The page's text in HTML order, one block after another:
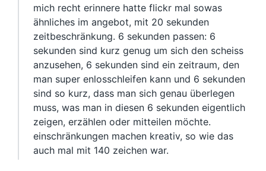
mich recht erinnere hatte flickr mal sowas
ähnliches im angebot, mit 20 sekunden
zeitbeschränkung. 6 sekunden passen: 6
sekunden sind kurz genug um sich den scheiss
anzusehen, 6 sekunden sind ein zeitraum, den
man super enlosschleifen kann und 6 sekunden
sind so kurz, dass man sich genau überlegen
muss, was man in diesen 6 sekunden eigentlich
zeigen, erzählen oder mitteilen möchte.
einschränkungen machen kreativ, so wie das
auch mal mit 140 zeichen war.